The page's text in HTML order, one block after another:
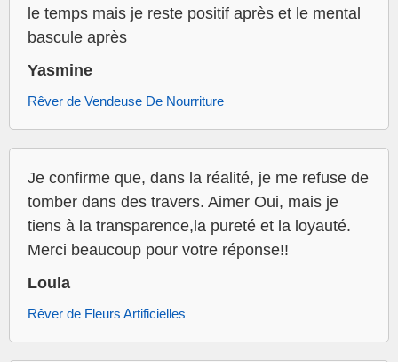
le temps mais je reste positif après et le mental
bascule après
Yasmine
Rêver de Vendeuse De Nourriture
Je confirme que, dans la réalité, je me refuse de
tomber dans des travers. Aimer Oui, mais je
tiens à la transparence,la pureté et la loyauté.
Merci beaucoup pour votre réponse!!
Loula
Rêver de Fleurs Artificielles